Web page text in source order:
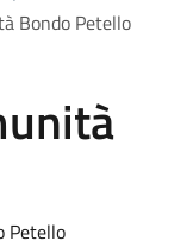
Bondo Petello
Petello